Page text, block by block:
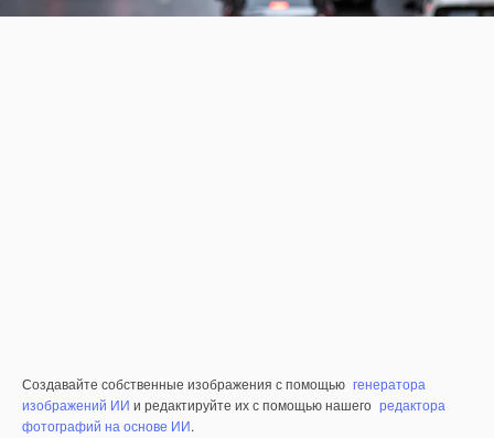
Создавайте собственные изображения с помощью генератора
изображений ИИ и редактируйте их с помощью нашего редактора
фотографий на основе ИИ.